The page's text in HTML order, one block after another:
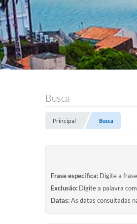
Busca
Principal Busca
Frase específica: Digite a
Exclusão: Digite a palavra
Datas:As datas consultadas